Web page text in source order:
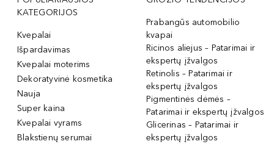
KATEGORIJOS
Kvepalai
Išpardavimas
Kvepalai moterims
Dekoratyvinė kosmetika
Nauja
Super kaina
Kvepalai vyrams
Blakstienų serumai
Prabangūs automobilio
kvapai
Ricinos aliejus – Patarimai ir
ekspertų įžvalgos
Retinolis – Patarimai ir
ekspertų įžvalgos
Pigmentinės dėmės –
Patarimai ir ekspertų įžvalgos
Glicerinas – Patarimai ir
ekspertų įžvalgos